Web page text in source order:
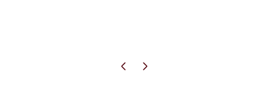
Pagina precedente
Pagina successiva